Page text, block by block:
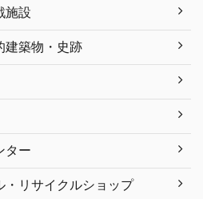
施設
建築物・史跡
ター
・リサイクルショップ